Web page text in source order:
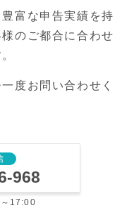
富な申告実績を持
のご都合に合わせ
度お問い合わせく
968
17:00